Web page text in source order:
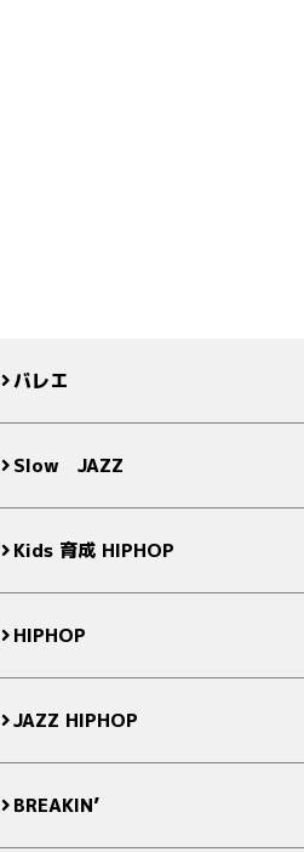
バレエ
Slow JAZZ
Kids 育成 HIPHOP
HIPHOP
JAZZ HIPHOP
BREAKIN’